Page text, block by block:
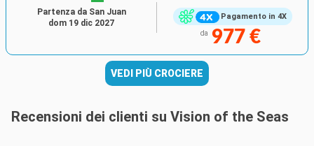
Pagamento in 4X
da 977 €
Partenza da San Juan
dom 19 dic 2027
VEDI PIÙ CROCIERE
Recensioni dei clienti su Vision of the Seas